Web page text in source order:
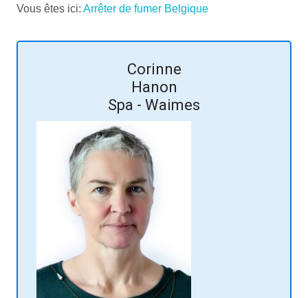
Vous êtes ici: Arrêter de fumer Belgique
Daniel
Ramez
En ligne